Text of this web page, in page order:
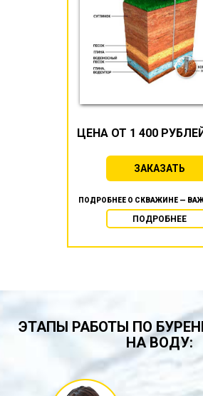
ЦЕНА ОТ 1 400
ЗАКАЗАТЬ
ПОДРОБНЕЕ О СКВАЖИНЕ —
ПОДРОБНЕЕ
ЭТАПЫ РАБОТЫ ПО
НА ВОДУ: